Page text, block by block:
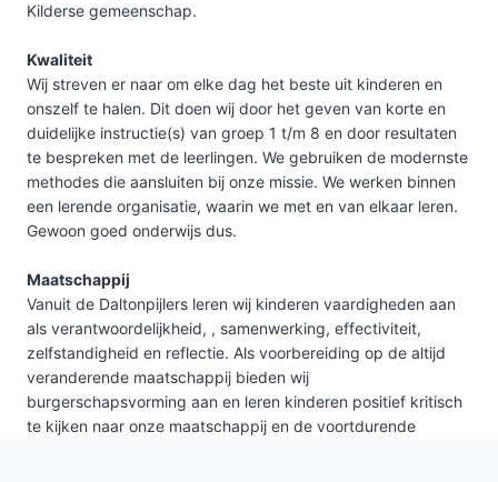
Kilderse gemeenschap.
Kwaliteit
Wij streven er naar om elke dag het beste uit kinderen en
onszelf te halen. Dit doen wij door het geven van korte en
duidelijke instructie(s) van groep 1 t/m 8 en door resultaten
te bespreken met de leerlingen. We gebruiken de modernste
methodes die aansluiten bij onze missie. We werken binnen
een lerende organisatie, waarin we met en van elkaar leren.
Gewoon goed onderwijs dus.
Maatschappij
Vanuit de Daltonpijlers leren wij kinderen vaardigheden aan
als verantwoordelijkheid, , samenwerking, effectiviteit,
zelfstandigheid en reflectie. Als voorbereiding op de altijd
veranderende maatschappij bieden wij
burgerschapsvorming aan en leren kinderen positief kritisch
te kijken naar onze maatschappij en de voortdurende